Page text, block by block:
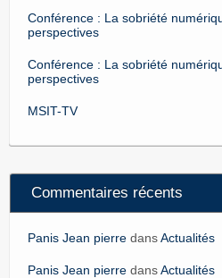
Conférence : La sobriété
perspectives
Conférence : La sobriété
perspectives
MSIT-TV
Commentaires récents
Panis Jean pierre dansActualités
Panis Jean pierre dansActualités